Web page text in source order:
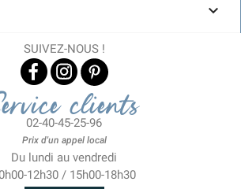

SUIVEZ-NOUS !
clients
02-40-45-25-96
Prix d'un appel local
Du lundi au vendredi
12h30 / 15h00-18h30